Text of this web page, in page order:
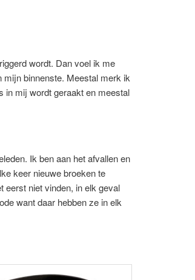
wordt. Dan voel ik me
mijn binnenste. Meestal merk ik
in mij wordt geraakt en meestal
Ik ben aan het afvallen en
keer nieuwe broeken te
eerst niet vinden, in elk geval
want daar hebben ze in elk